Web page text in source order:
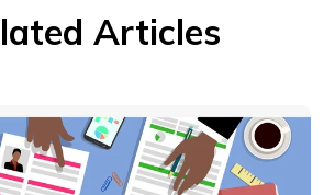
Articles